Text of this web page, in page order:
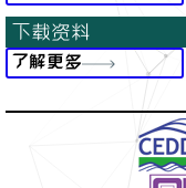
下载资料
了解更多